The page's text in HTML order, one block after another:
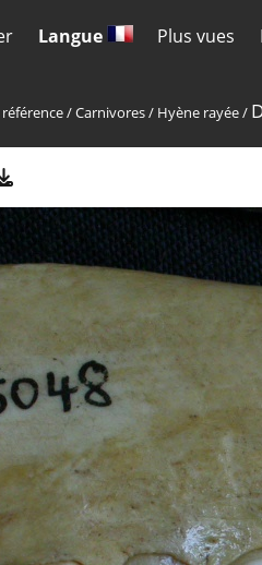
Langue Plus vues
/Carnivores/ Hyène rayée/